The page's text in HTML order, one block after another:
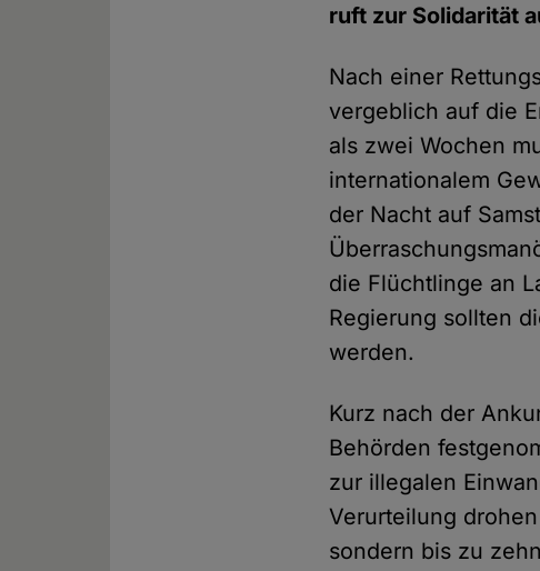
ruft zur Solidarität
Nach einer
vergeblich auf die
als zwei Wochen
internationalem
der Nacht auf
die Flüchtlinge an
Regierung sollten
werden.
Kurz nach der
Behörden
zur illegalen
Verurteilung
sondern bis zu